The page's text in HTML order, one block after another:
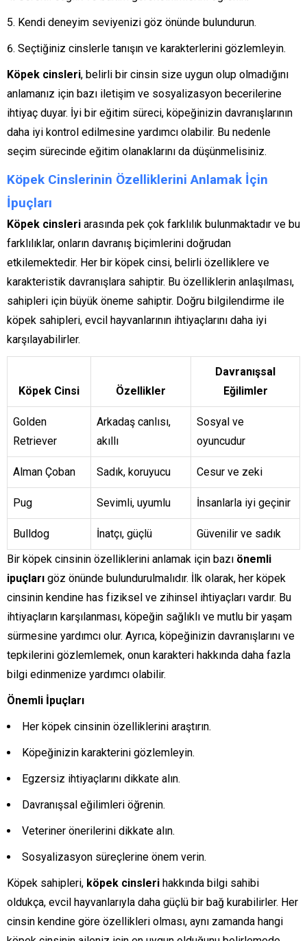
Kendi deneyim seviyenizi göz önünde bulundurun.
Seçtiğiniz cinslerle tanışın ve karakterlerini gözlemleyin.
Köpek cinsleri, belirli bir cinsin size uygun olup olmadığını
anlamanız için bazı iletişim ve sosyalizasyon becerilerine
ihtiyaç duyar. İyi bir eğitim süreci, köpeğinizin davranışlarının
daha iyi kontrol edilmesine yardımcı olabilir. Bu nedenle
seçim sürecinde eğitim olanaklarını da düşünmelisiniz.
Köpek Cinslerinin Özelliklerini Anlamak İçin
İpuçları
Köpek cinsleri arasında pek çok farklılık bulunmaktadır ve bu
farklılıklar, onların davranış biçimlerini doğrudan
etkilemektedir. Her bir köpek cinsi, belirli özelliklere ve
karakteristik davranışlara sahiptir. Bu özelliklerin anlaşılması,
sahipleri için büyük öneme sahiptir. Doğru bilgilendirme ile
köpek sahipleri, evcil hayvanlarının ihtiyaçlarını daha iyi
karşılayabilirler.
Köpek Cinsi Özellikler
Davranışsal
Eğilimler
Golden
Retriever
Arkadaş canlısı,
akıllı
Sosyal ve
oyuncudur
Alman Çoban Sadık, koruyucu Cesur ve zeki
Pug Sevimli, uyumlu İnsanlarla iyi geçinir
Bulldog İnatçı, güçlü
Güvenilir ve sadık
Bir köpek cinsinin özelliklerini anlamak için bazı önemli
ipuçları göz önünde bulundurulmalıdır. İlk olarak, her köpek
cinsinin kendine has fiziksel ve zihinsel ihtiyaçları vardır. Bu
ihtiyaçların karşılanması, köpeğin sağlıklı ve mutlu bir yaşam
sürmesine yardımcı olur. Ayrıca, köpeğinizin davranışlarını ve
tepkilerini gözlemlemek, onun karakteri hakkında daha fazla
bilgi edinmenize yardımcı olabilir.
Önemli İpuçları
Her köpek cinsinin özelliklerini araştırın.
Köpeğinizin karakterini gözlemleyin.
Egzersiz ihtiyaçlarını dikkate alın.
Davranışsal eğilimleri öğrenin.
Veteriner önerilerini dikkate alın.
Sosyalizasyon süreçlerine önem verin.
Köpek sahipleri, köpek cinsleri hakkında bilgi sahibi
oldukça, evcil hayvanlarıyla daha güçlü bir bağ kurabilirler. Her
cinsin kendine göre özellikleri olması, aynı zamanda hangi